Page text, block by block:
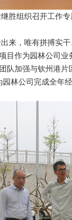
工作专题
来，唯有拼搏实
目作为园林公司
队加强与钦州港
林公司完成全年